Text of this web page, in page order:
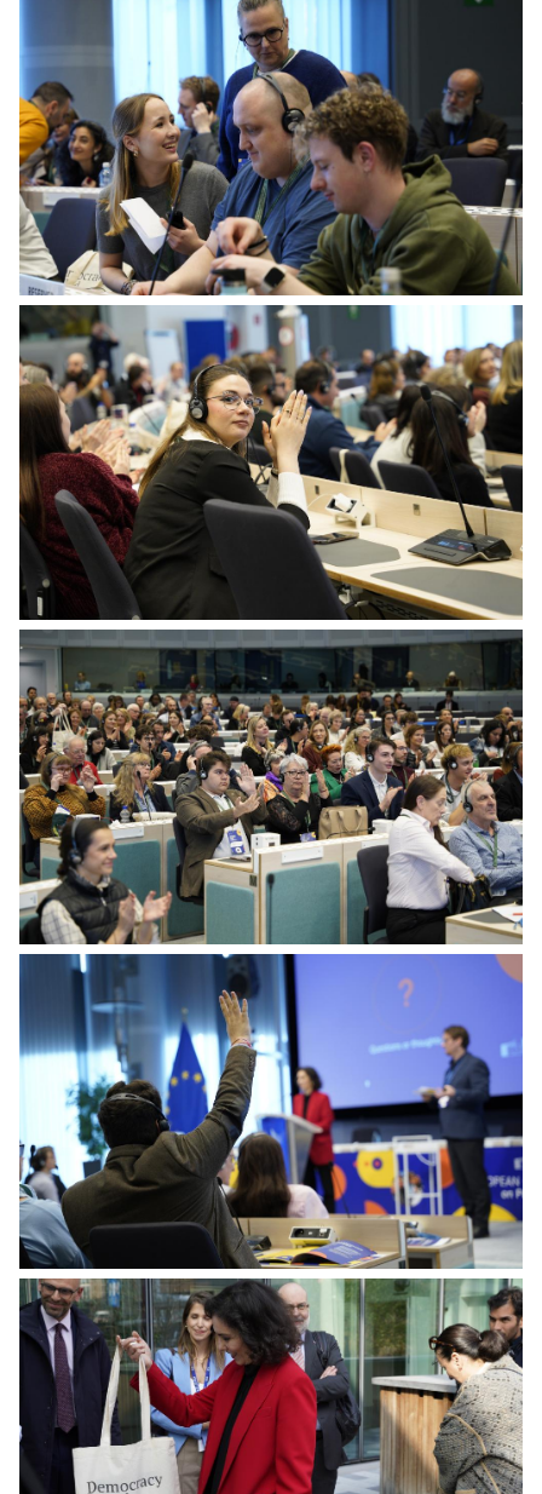
Preparedness Panel - first session
Citizens' Panel on Preparedness - Session 1
Citizens' Panel on Preparedness - First session
Citizens' Panel on Preparedness - Session 1